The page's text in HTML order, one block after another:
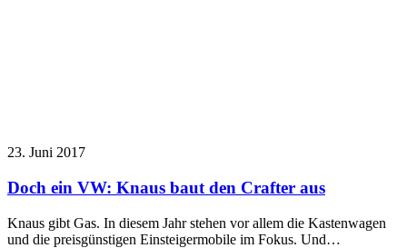
23. Juni 2017
Doch ein VW: Knaus baut den Crafter aus
Knaus gibt Gas. In diesem Jahr stehen vor allem die Kastenwagen
und die preisgünstigen Einsteigermobile im Fokus. Und…